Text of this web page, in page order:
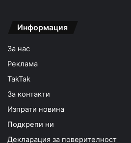
Информация
За нас
Реклама
TakTak
За контакти
Изпрати новина
Подкрепи ни
Декларация за поверителност